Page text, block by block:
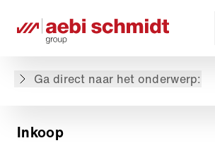
Ga direct naar het onderwerp:
Nederland
Zwitserland
Documenten
Inkoop